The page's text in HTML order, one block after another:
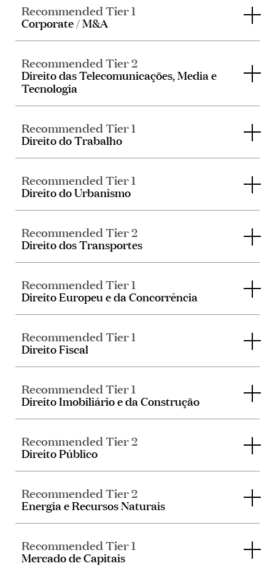
Recommended Tier 1
Corporate / M&A
Recommended Tier 2
Direito das Telecomunicações, Media e
Tecnologia
Recommended Tier 1
Direito do Trabalho
Recommended Tier 1
Direito do Urbanismo
Recommended Tier 2
Direito dos Transportes
Recommended Tier 1
Direito Europeu e da Concorrência
Recommended Tier 1
Direito Fiscal
Recommended Tier 1
Direito Imobiliário e da Construção
Recommended Tier 2
Direito Público
Recommended Tier 2
Energia e Recursos Naturais
Recommended Tier 1
Mercado de Capitais